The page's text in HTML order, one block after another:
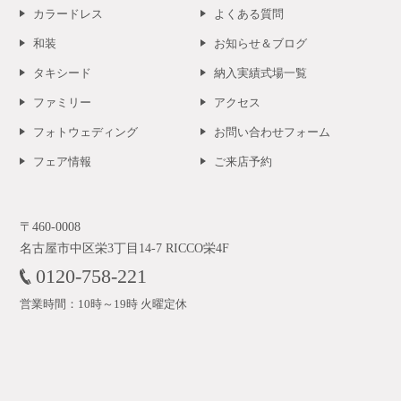
カラードレス
和装
タキシード
ファミリー
フォトウェディング
フェア情報
よくある質問
お知らせ＆ブログ
納入実績式場一覧
アクセス
お問い合わせフォーム
ご来店予約
〒460-0008
名古屋市中区栄3丁目14-7 RICCO栄4F
0120-758-221
営業時間：10時～19時 火曜定休